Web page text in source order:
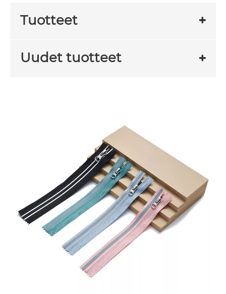
Tuotteet
Uudet tuotteet